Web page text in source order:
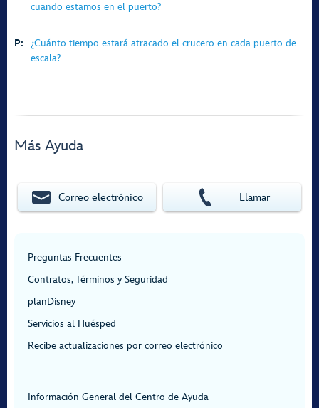
cuando estamos en el puerto?
P:
¿Cuánto tiempo estará atracado el crucero en cada puerto de
escala?
Más Ayuda
Correo electrónico Llamar
Preguntas Frecuentes
Contratos, Términos y Seguridad
planDisney
Servicios al Huésped
Recibe actualizaciones por correo electrónico
Información General del Centro de Ayuda